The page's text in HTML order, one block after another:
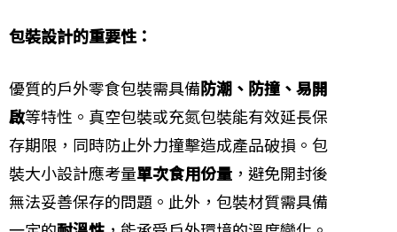
包裝設計的重要性：
優質的戶外零食包裝需具備防潮、防撞、易開
啟等特性。真空包裝或充氮包裝能有效延長保
存期限，同時防止外力撞擊造成產品破損。包
裝大小設計應考量單次食用份量 ，避免開封後
無法妥善保存的問題。此外，包裝材質需具備